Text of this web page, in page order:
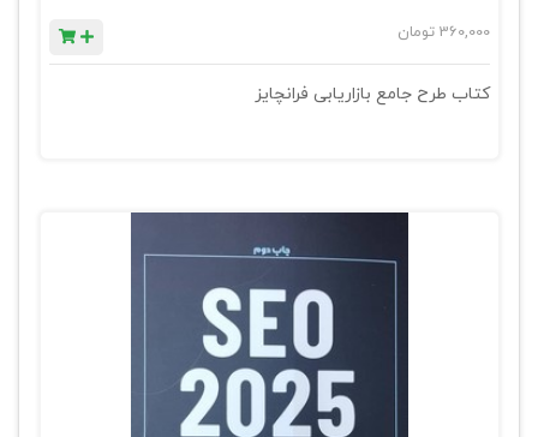
360,000 تومان
کتاب طرح جامع بازاریابی فرانچایز